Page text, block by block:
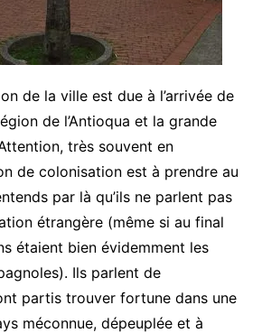
de la ville est due à l’arrivée de
de l’Antioqua et la grande
très souvent en
de colonisation est à prendre au
par là qu’ils ne parlent pas
étrangère (même si au final
étaient bien évidemment les
Ils parlent de
partis trouver fortune dans une
méconnue, dépeuplée et à